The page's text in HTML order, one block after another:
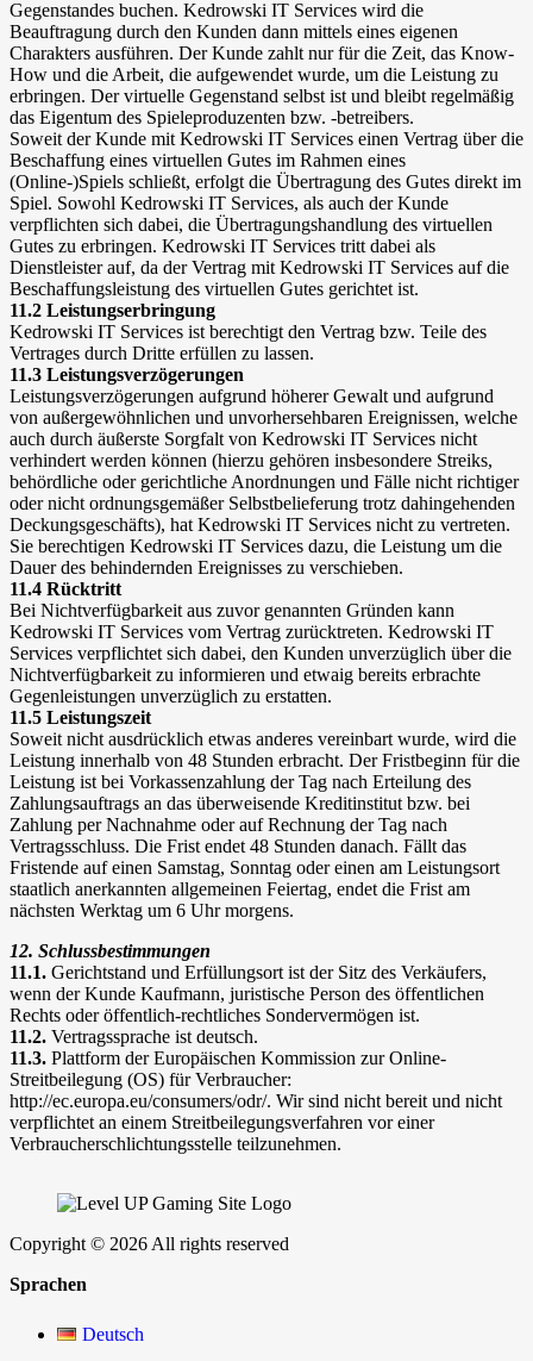
Gegenstandes buchen. Kedrowski IT Services wird die
Beauftragung durch den Kunden dann mittels eines eigenen
Charakters ausführen. Der Kunde zahlt nur für die Zeit, das Know-
How und die Arbeit, die aufgewendet wurde, um die Leistung zu
erbringen. Der virtuelle Gegenstand selbst ist und bleibt regelmäßig
das Eigentum des Spieleproduzenten bzw. -betreibers.
Soweit der Kunde mit Kedrowski IT Services einen Vertrag über die
Beschaffung eines virtuellen Gutes im Rahmen eines
(Online-)Spiels schließt, erfolgt die Übertragung des Gutes direkt im
Spiel. Sowohl Kedrowski IT Services, als auch der Kunde
verpflichten sich dabei, die Übertragungshandlung des virtuellen
Gutes zu erbringen. Kedrowski IT Services tritt dabei als
Dienstleister auf, da der Vertrag mit Kedrowski IT Services auf die
Beschaffungsleistung des virtuellen Gutes gerichtet ist.
11.2 Leistungserbringung
Kedrowski IT Services ist berechtigt den Vertrag bzw. Teile des
Vertrages durch Dritte erfüllen zu lassen.
11.3 Leistungsverzögerungen
Leistungsverzögerungen aufgrund höherer Gewalt und aufgrund
von außergewöhnlichen und unvorhersehbaren Ereignissen, welche
auch durch äußerste Sorgfalt von Kedrowski IT Services nicht
verhindert werden können (hierzu gehören insbesondere Streiks,
behördliche oder gerichtliche Anordnungen und Fälle nicht richtiger
oder nicht ordnungsgemäßer Selbstbelieferung trotz dahingehenden
Deckungsgeschäfts), hat Kedrowski IT Services nicht zu vertreten.
Sie berechtigen Kedrowski IT Services dazu, die Leistung um die
Dauer des behindernden Ereignisses zu verschieben.
11.4 Rücktritt
Bei Nichtverfügbarkeit aus zuvor genannten Gründen kann
Kedrowski IT Services vom Vertrag zurücktreten. Kedrowski IT
Services verpflichtet sich dabei, den Kunden unverzüglich über die
Nichtverfügbarkeit zu informieren und etwaig bereits erbrachte
Gegenleistungen unverzüglich zu erstatten.
11.5 Leistungszeit
Soweit nicht ausdrücklich etwas anderes vereinbart wurde, wird die
Leistung innerhalb von 48 Stunden erbracht. Der Fristbeginn für die
Leistung ist bei Vorkassenzahlung der Tag nach Erteilung des
Zahlungsauftrags an das überweisende Kreditinstitut bzw. bei
Zahlung per Nachnahme oder auf Rechnung der Tag nach
Vertragsschluss. Die Frist endet 48 Stunden danach. Fällt das
Fristende auf einen Samstag, Sonntag oder einen am Leistungsort
staatlich anerkannten allgemeinen Feiertag, endet die Frist am
nächsten Werktag um 6 Uhr morgens.
12. Schlussbestimmungen
11.1. Gerichtstand und Erfüllungsort ist der Sitz des Verkäufers,
wenn der Kunde Kaufmann, juristische Person des öffentlichen
Rechts oder öffentlich-rechtliches Sondervermögen ist.
11.2. Vertragssprache ist deutsch.
11.3. Plattform der Europäischen Kommission zur Online-
Streitbeilegung (OS) für Verbraucher:
http://ec.europa.eu/consumers/odr/. Wir sind nicht bereit und nicht
verpflichtet an einem Streitbeilegungsverfahren vor einer
Verbraucherschlichtungsstelle teilzunehmen.
Copyright © 2026 All rights reserved
Sprachen
Deutsch